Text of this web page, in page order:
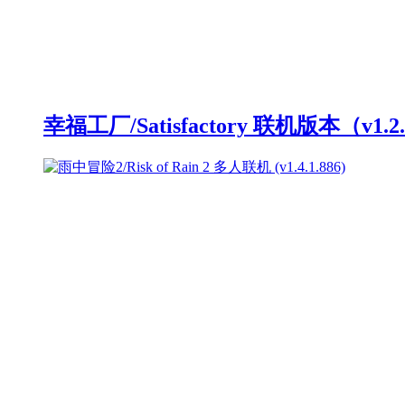
幸福工厂/Satisfactory 联机版本（